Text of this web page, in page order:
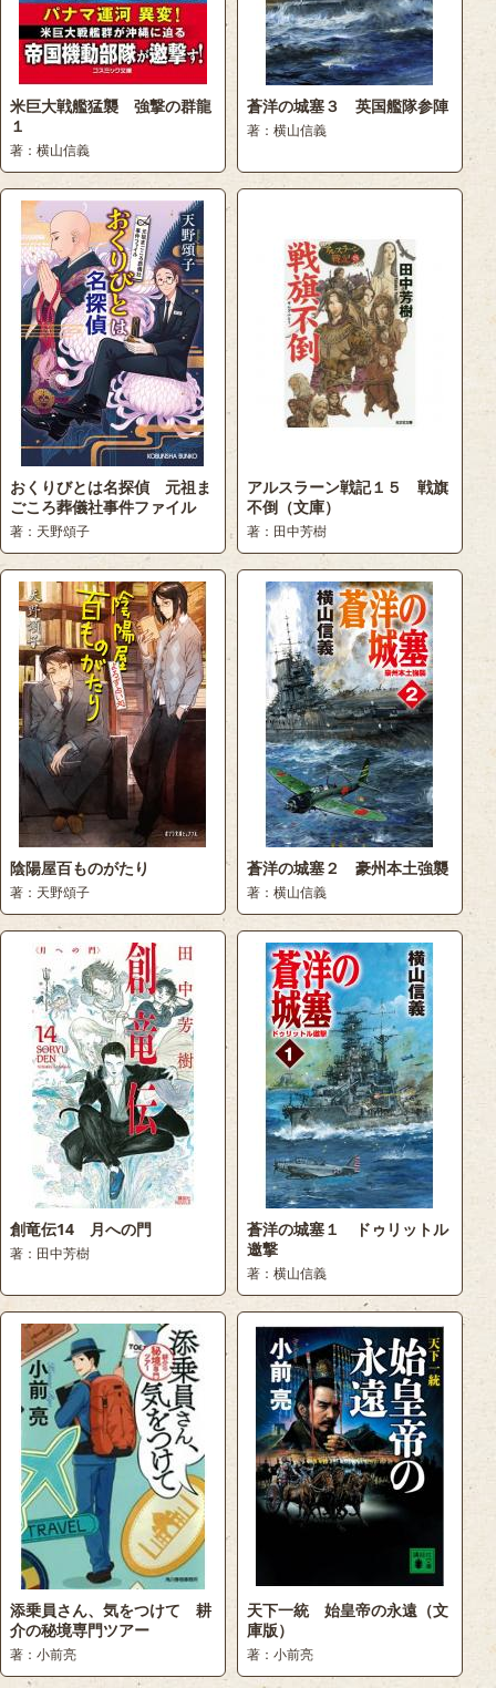
米巨大戦艦猛襲 強撃の群龍
１
著：横山信義
蒼洋の城塞３ 英国艦隊参陣
著：横山信義
おくりびとは名探偵 元祖ま
ごころ葬儀社事件ファイル
著：天野頌子
アルスラーン戦記１５ 戦旗
不倒（文庫）
著：田中芳樹
陰陽屋百ものがたり
著：天野頌子
蒼洋の城塞２ 豪州本土強襲
著：横山信義
創竜伝14 月への門
著：田中芳樹
蒼洋の城塞１ ドゥリットル
邀撃
著：横山信義
添乗員さん、気をつけて 耕
介の秘境専門ツアー
著：小前亮
天下一統 始皇帝の永遠（文
庫版）
著：小前亮